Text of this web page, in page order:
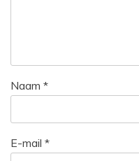
Naam *
E-mail *